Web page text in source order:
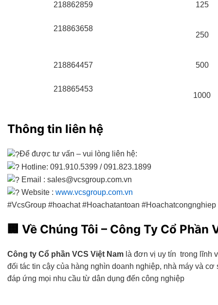
218862859 125
218863658
250
218864457 500
218865453
1000
Thông tin liên hệ
Để được tư vấn – vui lòng liên hệ:
Hotline: 091.910.5399 / 091.823.1899
Email : sales@vcsgroup.com.vn
Website : www.vcsgroup.com.vn
#VcsGroup #hoachat #Hoachatantoan
🏢 Về Chúng Tôi – Công Ty Cổ Phần
Công ty Cổ phần VCS Việt Nam là đơn vị uy tín trong lĩnh
đối tác tin cậy của hàng nghìn doanh nghiệp, nhà máy và
đáp ứng mọi nhu cầu từ dân dụng đến công nghiệp